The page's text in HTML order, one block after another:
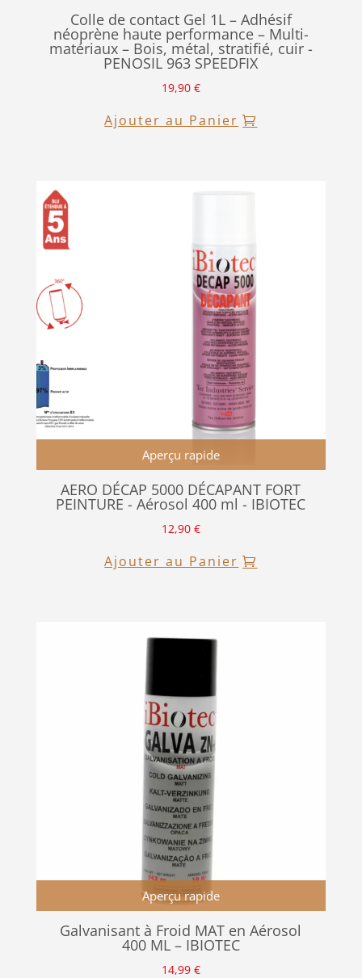
Colle de contact Gel 1L – Adhésif
néoprène haute performance – Multi-
matériaux – Bois, métal, stratifié, cuir -
PENOSIL 963 SPEEDFIX
19,90 €
Ajouter au Panier
Aperçu rapide
AERO DÉCAP 5000 DÉCAPANT FORT
PEINTURE - Aérosol 400 ml - IBIOTEC
12,90 €
Ajouter au Panier
Aperçu rapide
Galvanisant à Froid MAT en Aérosol
400 ML – IBIOTEC
14,99 €